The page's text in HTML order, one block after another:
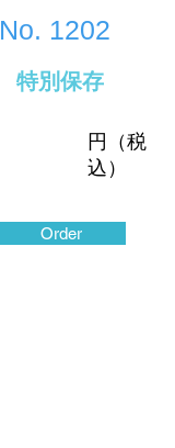
No. 1202
特別保存
円（税
込）
Order